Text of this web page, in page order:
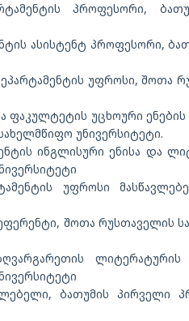
პროფესორი,
ასისტენტ პროფესორი,
უფროსი, შოთა
ფაკულტეტის უცხოური ენების
უნივერსიტეტი.
ინგლისური ენისა და
უფროსი
შოთა რუსთაველის
ლიტერატურის
ბათუმის პირველი